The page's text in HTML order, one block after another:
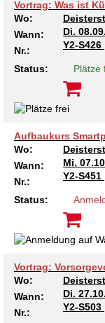
Offene
Hör- und
Vortrag: Was ist
Wo:
Wann:
Di.
Nr.:
Y2-S426
Status: Plätze
Aufbaukurs
Wo:
Wann:
Mi.
Nr.:
Y2-S451
Status:
Vortrag:
Wo:
Wann:
Di.
Nr.:
Y2-S503